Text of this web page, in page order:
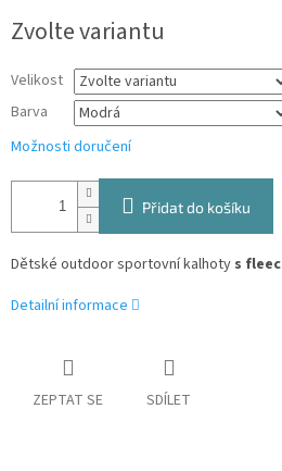
cena:
Zvolte variantu
Velikost
Barva
Možnosti doručení
Přidat do košíku
Dětské outdoor sportovní kalhoty s
Detailní informace
ZEPTAT SE SDÍLET